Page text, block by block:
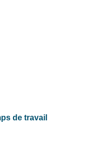
de travail